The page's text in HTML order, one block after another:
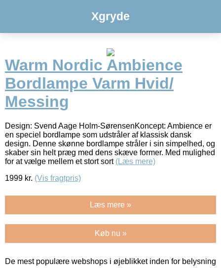
Xgryde
Warm Nordic Ambience
Bordlampe Varm Hvid/
Messing
Design: Svend Aage Holm-SørensenKoncept: Ambience er
en speciel bordlampe som udstråler af klassisk dansk
design. Denne skønne bordlampe stråler i sin simpelhed, og
skaber sin helt præg med dens skæve former. Med mulighed
for at vælge mellem et stort sort (Læs mere)
1999 kr. (Vis fragtpris)
Læs mere »
Køb nu »
De mest populære webshops i øjeblikket inden for belysning